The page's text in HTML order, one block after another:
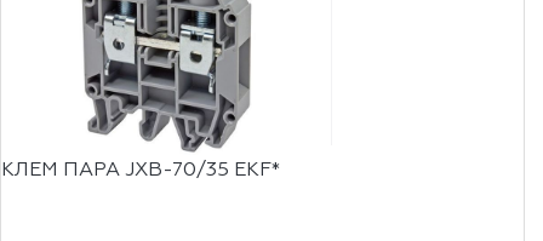
КЛЕМ ПАРА JXB-70/35 EKF*